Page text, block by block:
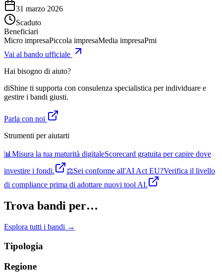
31 marzo 2026
Scaduto
Beneficiari
Micro impresaPiccola impresaMedia impresaPmi
Vai al bando ufficiale
Hai bisogno di aiuto?
diShine ti supporta con consulenza specialistica per individuare e
gestire i bandi giusti.
Parla con noi
Strumenti per aiutarti
📊 Misura la tua maturità digitaleScorecard gratuita per capire dove
investire i fondi.
⚖️Sei conforme all'AI Act EU?Verifica il livello
di compliance prima di adottare nuovi tool AI.
Trova bandi per…
Esplora tutti i bandi →
Tipologia
Regione